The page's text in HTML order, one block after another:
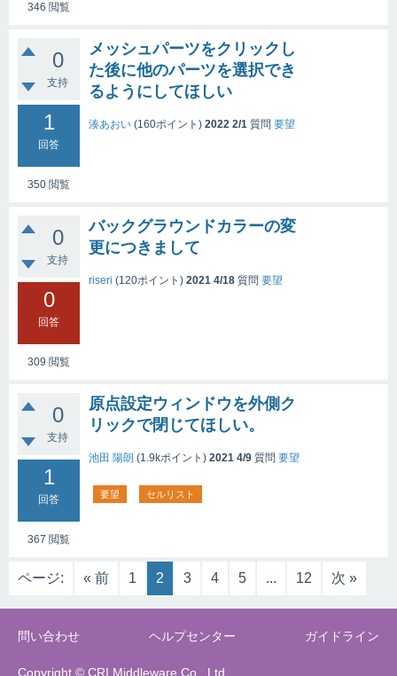
346 閲覧
0
支持
1
回答
350 閲覧
メッシュパーツをクリックし
た後に他のパーツを選択でき
るようにしてほしい
湊あおい (160ポイント) 2022 2/1 質問 要望
0
支持
0
回答
309 閲覧
バックグラウンドカラーの変
更につきまして
riseri (120ポイント) 2021 4/18 質問 要望
0
支持
1
回答
367 閲覧
原点設定ウィンドウを外側ク
リックで閉じてほしい。
池田 陽朗 (1.9kポイント) 2021 4/9 質問 要望
要望 セルリスト
ページ: « 前 1 2 3 4 5 ... 12 次 »
問い合わせ ヘルプセンター ガイドライン
Copyright © CRI Middleware Co., Ltd.